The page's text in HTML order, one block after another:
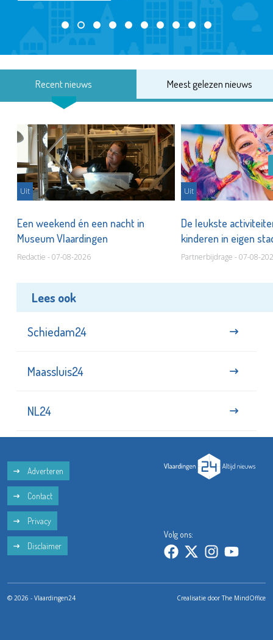
Recent nieuws Meest gelezen nieuws
Uit
Een weekend én een nacht in
Museum Vlaardingen
Redactie - 07-08-2026
Uit
De leukste
kinderen in eigen
Partnerbijdrage - 07-08-
Lees ook
Schiedam24
Maassluis24
NL24
Adverteren
Contact
Privacy
Disclaimer
Volg ons:
© 2026 - Vlaardingen24 Crealisatie doorThe MindOffice